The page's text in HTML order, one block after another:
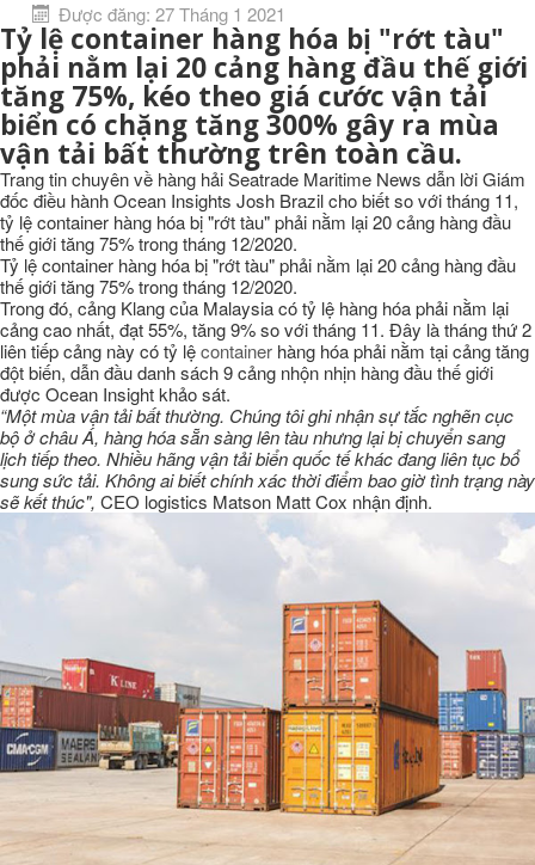
Được đăng: 27 Tháng 1 2021
Tỷ lệ container hàng hóa bị "rớt tàu"
phải nằm lại 20 cảng hàng đầu thế giới
tăng 75%, kéo theo giá cước vận tải
biển có chặng tăng 300% gây ra mùa
vận tải bất thường trên toàn cầu.
Trang tin chuyên về hàng hải Seatrade Maritime News dẫn lời Giám
đốc điều hành Ocean Insights Josh Brazil cho biết so với tháng 11,
tỷ lệ container hàng hóa bị "rớt tàu" phải nằm lại 20 cảng hàng đầu
thế giới tăng 75% trong tháng 12/2020.
Tỷ lệ container hàng hóa bị "rớt tàu" phải nằm lại 20 cảng hàng đầu
thế giới tăng 75% trong tháng 12/2020.
Trong đó, cảng Klang của Malaysia có tỷ lệ hàng hóa phải nằm lại
cảng cao nhất, đạt 55%, tăng 9% so với tháng 11. Đây là tháng thứ 2
liên tiếp cảng này có tỷ lệcontainer hàng hóa phải nằm tại cảng tăng
đột biến, dẫn đầu danh sách 9 cảng nhộn nhịn hàng đầu thế giới
được Ocean Insight khảo sát.
“Một mùa vận tải bất thường. Chúng tôi ghi nhận sự tắc nghẽn cục
bộ ở châu Á, hàng hóa sẵn sàng lên tàu nhưng lại bị chuyển sang
lịch tiếp theo. Nhiều hãng vận tải biển quốc tế khác đang liên tục bổ
sung sức tải. Không ai biết chính xác thời điểm bao giờ tình trạng này
sẽ kết thúc", CEO logistics Matson Matt Cox nhận định.